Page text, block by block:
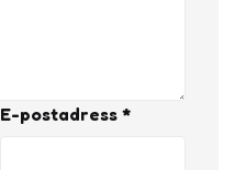
E-postadress *